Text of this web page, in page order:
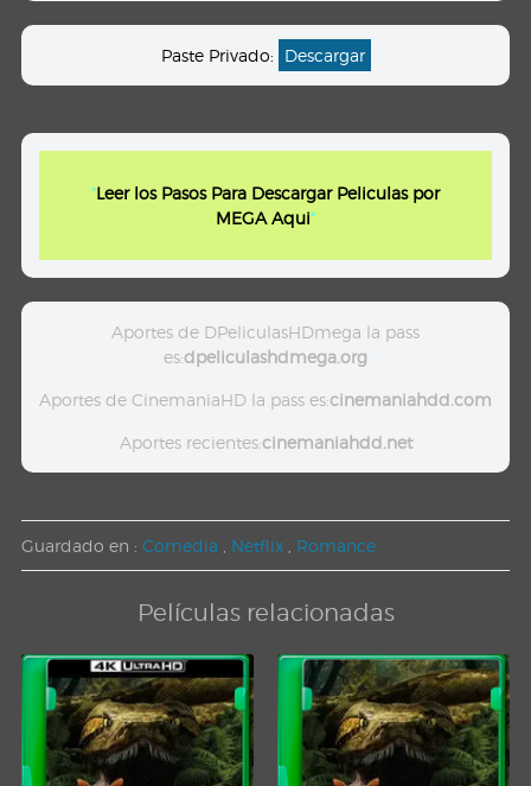
Paste Privado: Descargar
"Leer los Pasos Para Descargar Peliculas por
MEGA Aqui"
Aportes de DPeliculasHDmega la pass
es:dpeliculashdmega.org
Aportes de CinemaniaHD la pass es:cinemaniahdd.com
Aportes recientes:cinemaniahdd.net
Guardado en : Comedia Netflix Romance
Películas relacionadas